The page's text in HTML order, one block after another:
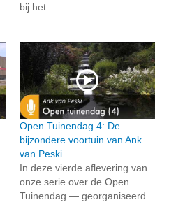
bij het...
Open Tuinendag 4: De
bijzondere voortuin van Ank
van Peski
In deze vierde aflevering van
onze serie over de Open
Tuinendag — georganiseerd